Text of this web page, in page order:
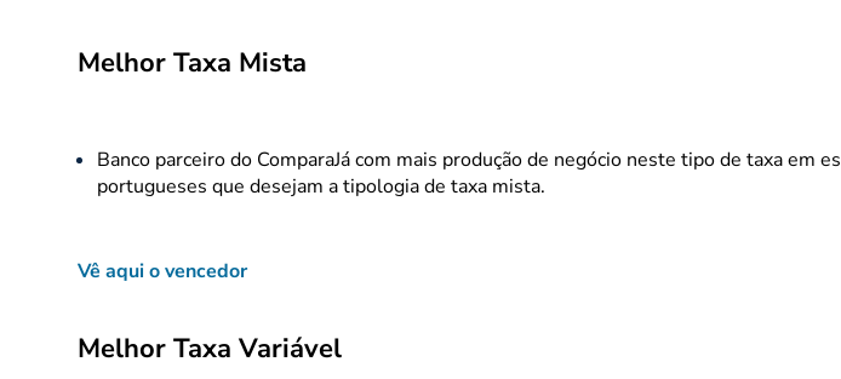
Melhor Taxa Mista
Banco parceiro do ComparaJá com mais produção de negócio neste tipo de taxa em
portugueses que desejam a tipologia de taxa mista.
Vê aqui o vencedor
Melhor Taxa Variável